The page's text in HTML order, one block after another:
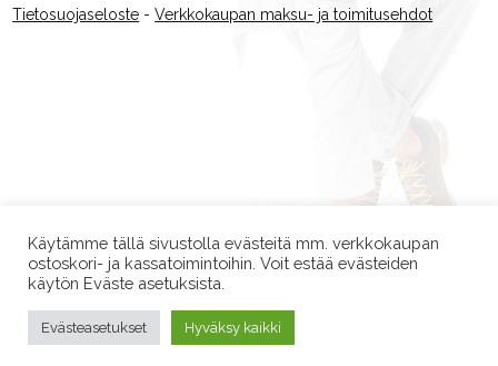
Tietosuojaseloste -Verkkokaupan maksu- ja toimitusehdot
Käytämme tällä sivustolla evästeitä mm. verkkokaupan
ostoskori- ja kassatoimintoihin. Voit estää evästeiden
käytön Eväste asetuksista.
Evästeasetukset Hyväksy kaikki